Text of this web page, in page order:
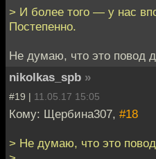
> И более того — у нас
Постепенно.
Не думаю, что это повод
nikolkas_spb »
#19 | 11.05.17 15:05
Кому: Щербина307, #18
> Не думаю, что это